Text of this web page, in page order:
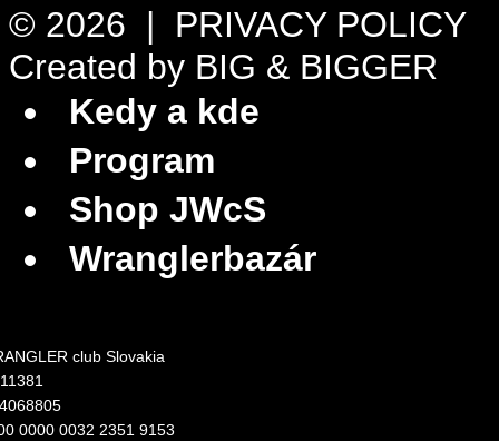
© 2026 | PRIVACY POLICY
Created by BIG & BIGGER
Kedy a kde
Program
Shop JWcS
Wranglerbazár
club Slovakia
0000 0032 2351 9153